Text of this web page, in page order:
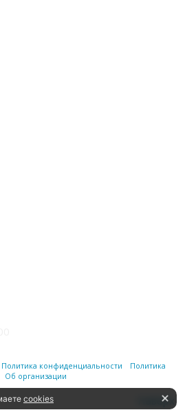
Политика конфиденциальности
Политика
Об организации
Наверх
cookies